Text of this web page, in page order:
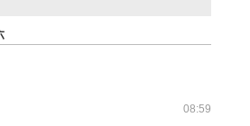
08:59